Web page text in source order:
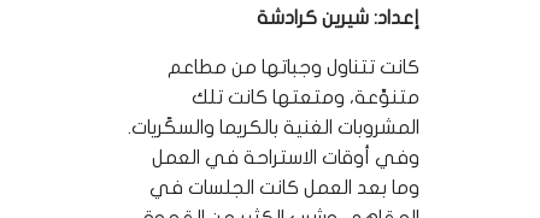
إعداد: شيرين كرادشة
كانت تتناول وجباتها من مطاعم
متنوِّعة، ومتعتها كانت تلك
المشروبات الغنية بالكريما والسكّريات.
وفي أوقات الاستراحة في العمل
وما بعد العمل كانت الجلسات في